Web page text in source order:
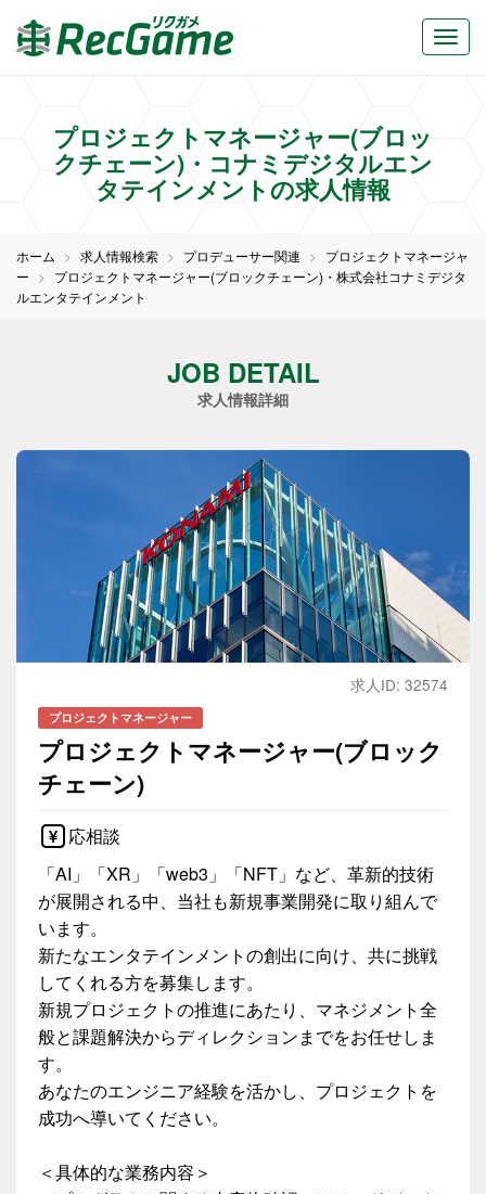
プロジェクトマネージャー(ブロッ
クチェーン)・コナミデジタルエン
タテインメントの求人情報
ホーム 求人情報検索 プロデューサー関連
プロジェクトマネージャ
ー
プロジェクトマネージャー(ブロックチェーン)・株式会社コナミデジタ
ルエンタテインメント
JOB DETAIL
求人情報詳細
求人ID: 32574
プロジェクトマネージャー
プロジェクトマネージャー(ブロック
チェーン)
応相談
「AI」「XR」「web3」「NFT」など、革新的技術
が展開される中、当社も新規事業開発に取り組んで
います。
新たなエンタテインメントの創出に向け、共に挑戦
してくれる方を募集します。
新規プロジェクトの推進にあたり、マネジメント全
般と課題解決からディレクションまでをお任せしま
す。
あなたのエンジニア経験を活かし、プロジェクトを
成功へ導いてください。
＜具体的な業務内容＞